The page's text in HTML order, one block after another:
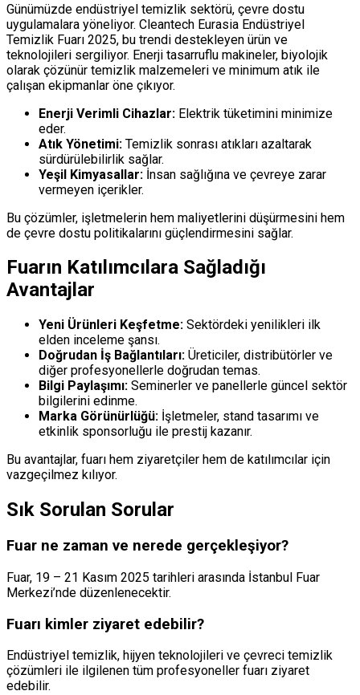
Günümüzde endüstriyel temizlik sektörü, çevre dostu
uygulamalara yöneliyor. Cleantech Eurasia Endüstriyel
Temizlik Fuarı 2025, bu trendi destekleyen ürün ve
teknolojileri sergiliyor. Enerji tasarruflu makineler, biyolojik
olarak çözünür temizlik malzemeleri ve minimum atık ile
çalışan ekipmanlar öne çıkıyor.
Enerji Verimli Cihazlar: Elektrik tüketimini minimize
eder.
Atık Yönetimi: Temizlik sonrası atıkları azaltarak
sürdürülebilirlik sağlar.
Yeşil Kimyasallar: İnsan sağlığına ve çevreye zarar
vermeyen içerikler.
Bu çözümler, işletmelerin hem maliyetlerini düşürmesini hem
de çevre dostu politikalarını güçlendirmesini sağlar.
Fuarın Katılımcılara Sağladığı
Avantajlar
Yeni Ürünleri Keşfetme: Sektördeki yenilikleri ilk
elden inceleme şansı.
Doğrudan İş Bağlantıları: Üreticiler, distribütörler ve
diğer profesyonellerle doğrudan temas.
Bilgi Paylaşımı: Seminerler ve panellerle güncel sektör
bilgilerini edinme.
Marka Görünürlüğü: İşletmeler, stand tasarımı ve
etkinlik sponsorluğu ile prestij kazanır.
Bu avantajlar, fuarı hem ziyaretçiler hem de katılımcılar için
vazgeçilmez kılıyor.
Sık Sorulan Sorular
Fuar ne zaman ve nerede gerçekleşiyor?
Fuar, 19 – 21 Kasım 2025 tarihleri arasında İstanbul Fuar
Merkezi’nde düzenlenecektir.
Fuarı kimler ziyaret edebilir?
Endüstriyel temizlik, hijyen teknolojileri ve çevreci temizlik
çözümleri ile ilgilenen tüm profesyoneller fuarı ziyaret
edebilir.